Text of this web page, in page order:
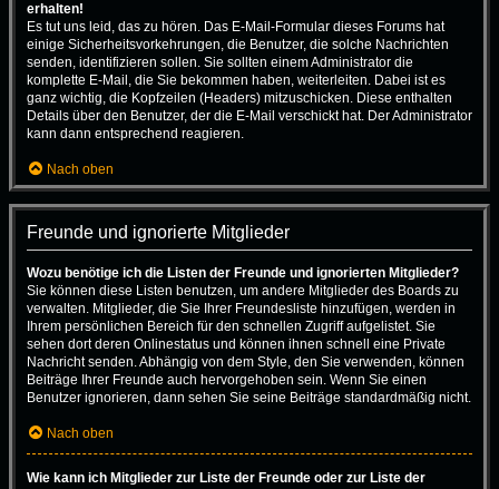
erhalten!
Es tut uns leid, das zu hören. Das E-Mail-Formular dieses Forums hat
einige Sicherheitsvorkehrungen, die Benutzer, die solche Nachrichten
senden, identifizieren sollen. Sie sollten einem Administrator die
komplette E-Mail, die Sie bekommen haben, weiterleiten. Dabei ist es
ganz wichtig, die Kopfzeilen (Headers) mitzuschicken. Diese enthalten
Details über den Benutzer, der die E-Mail verschickt hat. Der Administrator
kann dann entsprechend reagieren.
Nach oben
Freunde und ignorierte Mitglieder
Wozu benötige ich die Listen der Freunde und ignorierten Mitglieder?
Sie können diese Listen benutzen, um andere Mitglieder des Boards zu
verwalten. Mitglieder, die Sie Ihrer Freundesliste hinzufügen, werden in
Ihrem persönlichen Bereich für den schnellen Zugriff aufgelistet. Sie
sehen dort deren Onlinestatus und können ihnen schnell eine Private
Nachricht senden. Abhängig von dem Style, den Sie verwenden, können
Beiträge Ihrer Freunde auch hervorgehoben sein. Wenn Sie einen
Benutzer ignorieren, dann sehen Sie seine Beiträge standardmäßig nicht.
Nach oben
Wie kann ich Mitglieder zur Liste der Freunde oder zur Liste der